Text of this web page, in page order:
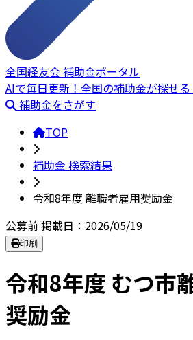
全国経友会 補助金ポータル
AIで毎日更新！全国の補助金が探せる
補助金をさがす
TOP
補助金 検索結果
令和8年度 離職者雇用奨励金
公募前掲載日：2026/05/19
印刷
令和8年度 むつ市
奨励金